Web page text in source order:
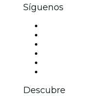
Síguenos
Descubre